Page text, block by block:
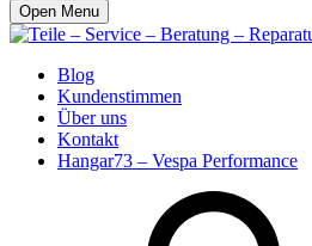
Open Menu
Blog
Kundenstimmen
Über uns
Kontakt
Hangar73 – Vespa Performance